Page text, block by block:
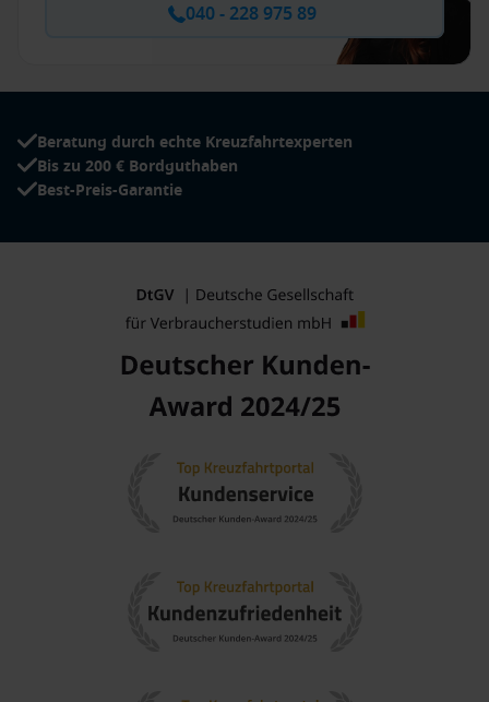
040 - 228 975 89
Beratung durch echte Kreuzfahrtexperten
Bis zu 200 € Bordguthaben
Best-Preis-Garantie